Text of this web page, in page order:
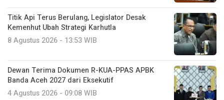
Titik Api Terus Berulang, Legislator Desak
Kemenhut Ubah Strategi Karhutla
8 Agustus 2026 - 13:53 WIB
Dewan Terima Dokumen R-KUA-PPAS APBK
Banda Aceh 2027 dari Eksekutif
4 Agustus 2026 - 09:08 WIB